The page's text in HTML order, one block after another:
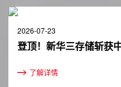
2026-07-23
登顶！新华三存储斩获
了解详情